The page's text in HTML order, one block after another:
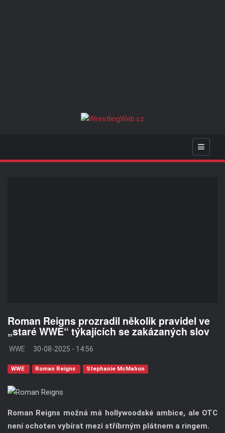
Roman Reigns prozradil několik pravidel ve
„staré WWE“ týkajících se zakázaných slov
WWE 30-08-2025 - 14:56
WWE Roman Reigns Stephanie McMahon
Roman Reigns možná má hollywoodské ambice, ale OTC
není ochoten vybírat mezi stříbrným plátnem a ringem.